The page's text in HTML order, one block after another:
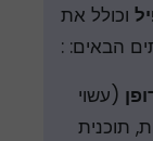
את
הבאים: :
(עשוי